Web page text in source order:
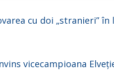
d
cu doi „stranieri” în
vicecampioana